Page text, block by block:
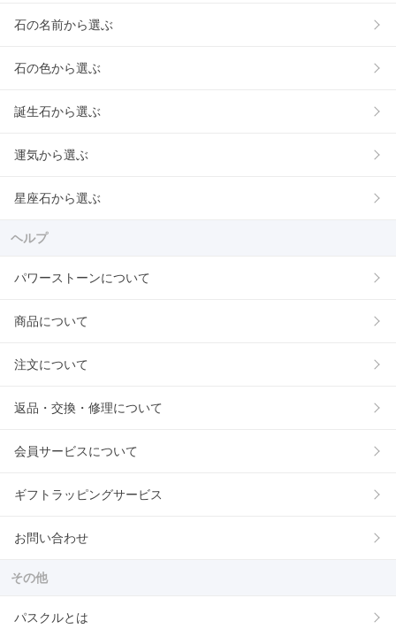
石の名前から選ぶ
石の色から選ぶ
誕生石から選ぶ
運気から選ぶ
星座石から選ぶ
ヘルプ
パワーストーンについて
商品について
注文について
返品・交換・修理について
会員サービスについて
ギフトラッピングサービス
お問い合わせ
その他
パスクルとは